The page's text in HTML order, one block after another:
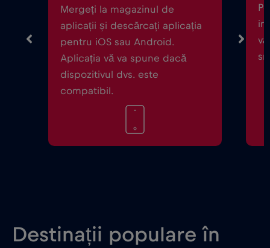
Mergeți la magazinul de
aplicații și descărcați aplicația
pentru iOS sau Android.
Aplicația vă va spune dacă
dispozitivul dvs. este
compatibil.
Destinații populare în